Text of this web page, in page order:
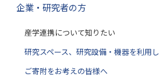
企業・研究者の方
産学連携について知りたい
研究スペース、研究設備・機器を利用
ご寄附をお考えの皆様へ